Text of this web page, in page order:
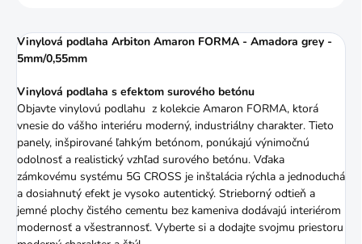
Vinylová podlaha Arbiton Amaron FORMA - Amadora grey -
5mm/0,55mm
Vinylová podlaha s efektom surového betónu
Objavte vinylovú podlahu z kolekcie Amaron FORMA, ktorá
vnesie do vášho interiéru moderný, industriálny charakter. Tieto
panely, inšpirované ľahkým betónom, ponúkajú výnimočnú
odolnosť a realistický vzhľad surového betónu. Vďaka
zámkovému systému 5G CROSS je inštalácia rýchla a jednoduchá
a dosiahnutý efekt je vysoko autentický. Strieborný odtieň a
jemné plochy čistého cementu bez kameniva dodávajú interiérom
modernosť a všestrannosť. Vyberte si a dodajte svojmu priestoru